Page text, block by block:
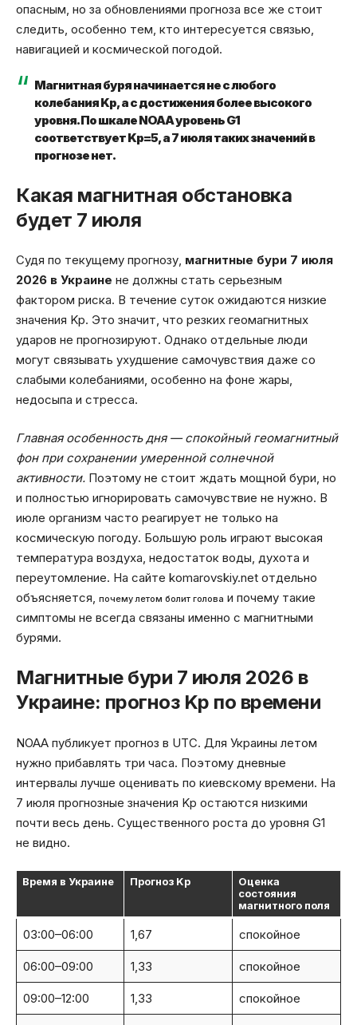
опасным, но за обновлениями прогноза все же стоит
следить, особенно тем, кто интересуется связью,
навигацией и космической погодой.
Магнитная буря начинается не с любого
колебания Kp, а с достижения более высокого
уровня. По шкале NOAA уровень G1
соответствует Kp=5, а 7 июля таких значений в
прогнозе нет.
Какая магнитная обстановка
будет 7 июля
Судя по текущему прогнозу, магнитные бури 7 июля
2026 в Украине не должны стать серьезным
фактором риска. В течение суток ожидаются низкие
значения Kp. Это значит, что резких геомагнитных
ударов не прогнозируют. Однако отдельные люди
могут связывать ухудшение самочувствия даже со
слабыми колебаниями, особенно на фоне жары,
недосыпа и стресса.
Главная особенность дня — спокойный геомагнитный
фон при сохранении умеренной солнечной
активности. Поэтому не стоит ждать мощной бури, но
и полностью игнорировать самочувствие не нужно. В
июле организм часто реагирует не только на
космическую погоду. Большую роль играют высокая
температура воздуха, недостаток воды, духота и
переутомление. На сайте komarovskiy.net отдельно
объясняется, почему летом болит голова и почему такие
симптомы не всегда связаны именно с магнитными
бурями.
Магнитные бури 7 июля 2026 в
Украине: прогноз Kp по времени
NOAA публикует прогноз в UTC. Для Украины летом
нужно прибавлять три часа. Поэтому дневные
интервалы лучше оценивать по киевскому времени. На
7 июля прогнозные значения Kp остаются низкими
почти весь день. Существенного роста до уровня G1
не видно.
Время в Украине Прогноз Kp
Оценка
состояния
магнитного поля
03:00–06:00 1,67 спокойное
06:00–09:00 1,33 спокойное
09:00–12:00 1,33 спокойное